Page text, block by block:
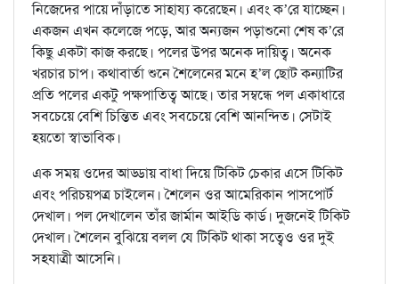
নিজেদের পায়ে দাঁড়াতে সাহায্য করেছেন। এবং ক’রে যাচ্ছেন।
একজন এখন কলেজে পড়ে, আর অন‍্যজন পড়াশুনো শেষ ক’রে
কিছু একটা কাজ করছে। পলের উপর অনেক দায়িত্ব। অনেক
খরচার চাপ। কথাবার্তা শুনে শৈলেনের মনে হ’ল ছোট কন্যাটির
প্রতি পলের একটু পক্ষপাতিত্ব আছে। তার সম্বন্ধে পল একাধারে
সবচেয়ে বেশি চিন্তিত এবং সবচেয়ে বেশি আনন্দিত। সেটাই
হয়তো স্বাভাবিক।
এক সময় ওদের আড্ডায় বাধা দিয়ে টিকিট চেকার এসে টিকিট
এবং পরিচয়পত্র চাইলেন। শৈলেন ওর আমেরিকান পাসপোর্ট
দেখাল। পল দেখালেন তাঁর জার্মান আইডি কার্ড। দুজনেই টিকিট
দেখাল। শৈলেন বুঝিয়ে বলল যে টিকিট থাকা সত্বেও ওর দুই
সহযাত্রী আসেনি।